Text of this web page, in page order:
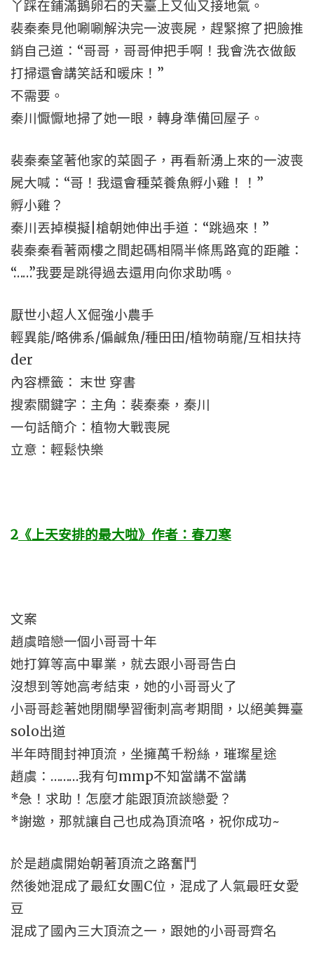
丫踩在鋪滿鵝卵石的天臺上又仙又接地氣。
裴秦秦見他唰唰解決完一波喪屍，趕緊擦了把臉推
銷自己道：“哥哥，哥哥伸把手啊！我會洗衣做飯
打掃還會講笑話和暖床！”
不需要。
秦川懨懨地掃了她一眼，轉身準備回屋子。
裴秦秦望著他家的菜園子，再看新湧上來的一波喪
屍大喊：“哥！我還會種菜養魚孵小雞！！”
孵小雞？
秦川丟掉模擬|槍朝她伸出手道：“跳過來！”
裴秦秦看著兩樓之間起碼相隔半條馬路寬的距離：
“……”我要是跳得過去還用向你求助嗎。
厭世小超人X倔強小農手
輕異能/略佛系/偏鹹魚/種田田/植物萌寵/互相扶持
der
內容標籤： 末世 穿書
搜索關鍵字：主角：裴秦秦，秦川
一句話簡介：植物大戰喪屍
立意：輕鬆快樂
2 《上天安排的最大啦》作者：春刀寒
文案
趙虞暗戀一個小哥哥十年
她打算等高中畢業，就去跟小哥哥告白
沒想到等她高考結束，她的小哥哥火了
小哥哥趁著她閉關學習衝刺高考期間，以絕美舞臺
solo出道
半年時間封神頂流，坐擁萬千粉絲，璀璨星途
趙虞：………我有句mmp不知當講不當講
*急！求助！怎麼才能跟頂流談戀愛？
*謝邀，那就讓自己也成為頂流咯，祝你成功~
於是趙虞開始朝著頂流之路奮鬥
然後她混成了最紅女團C位，混成了人氣最旺女愛
豆
混成了國內三大頂流之一，跟她的小哥哥齊名